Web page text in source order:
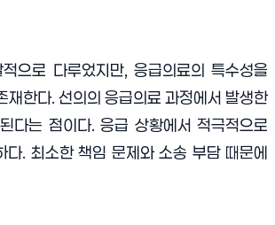
으로 다루었지만, 응급의료의 특수성을
재한다. 선의의 응급의료 과정에서 발생한
다는 점이다. 응급 상황에서 적극적으로
다. 최소한 책임 문제와 소송 부담 때문에